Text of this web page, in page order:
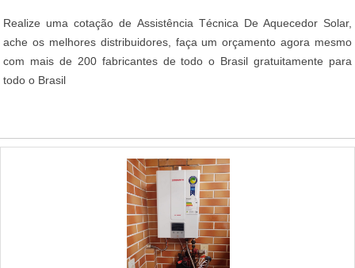
Realize uma cotação de Assistência Técnica De Aquecedor Solar,
ache os melhores distribuidores, faça um orçamento agora mesmo
com mais de 200 fabricantes de todo o Brasil gratuitamente para
todo o Brasil